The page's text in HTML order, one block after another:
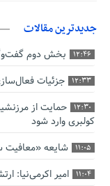
جدیدترین مقالات
12:46 بخش دوم
12:33 جزئیات
12:30
حمایت از
کولبری وارد شود
11:05 شایعه «معافیت
11:04 امیر اکرمی‌نیا: